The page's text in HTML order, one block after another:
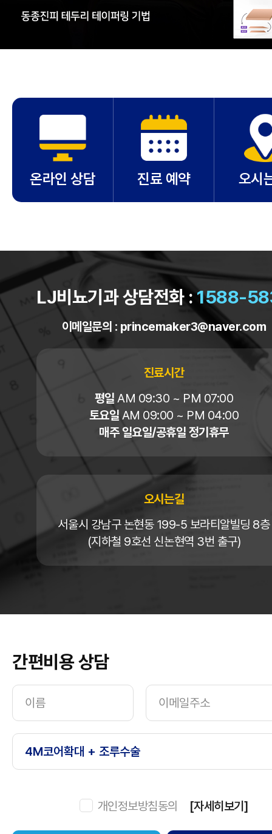
온라인 상담 진료 예약 오시
LJ비뇨기과 상담전화 :1588-
이메일문의 : princemaker3@naver.com
진료시간
평일 AM 09:30 ~ PM 07:00
토요일 AM 09:00 ~ PM 04:00
매주 일요일/공휴일 정기휴무
오시는길
서울시 강남구 논현동 199-5 보라티알빌딩 8층
(지하철 9호선 신논현역 3번 출구)
간편비용 상담
개인정보방침동의 [자세히보기]